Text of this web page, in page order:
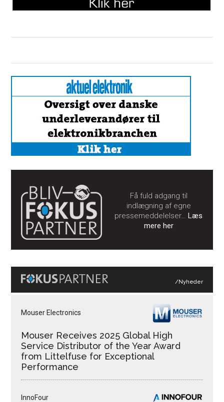
Få fuld adgang til
indlægning af egne
pressemeddelelser…Læs
mere her
/Nyheder
Mouser Electronics
Mouser Receives 2025 Global High
Service Distributor of the Year Award
from Littelfuse for Exceptional
Performance
InnoFour